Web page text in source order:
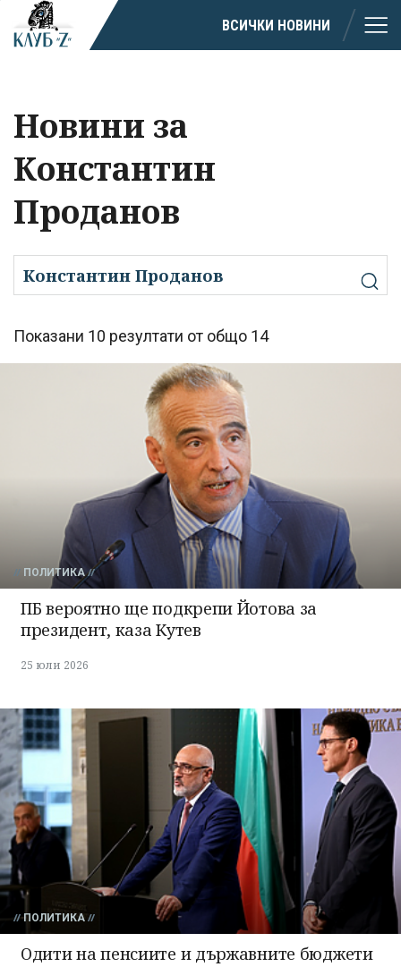
ВСИЧКИ НОВИНИ
Новини за
Константин
Проданов
Показани 10 резултати от общо 14
ПОЛИТИКА
ПБ вероятно ще подкрепи Йотова за
президент, каза Кутев
25 юли 2026
ПОЛИТИКА
Одити на пенсиите и държавните бюджети